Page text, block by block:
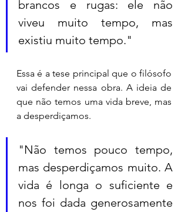
brancos e rugas: ele não
viveu muito tempo, mas
existiu muito tempo."
Essa é a tese principal que o filósofo
vai defender nessa obra. A ideia de
que não temos uma vida breve, mas
a desperdiçamos.
"Não temos pouco tempo,
mas desperdiçamos muito. A
vida é longa o suficiente e
nos foi dada generosamente